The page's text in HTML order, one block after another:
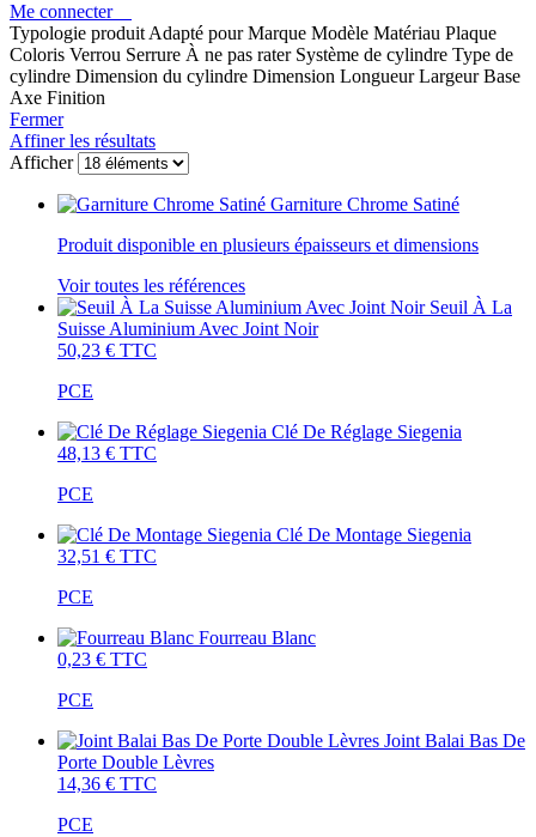
Me connecter
Typologie produit Adapté pour Marque Modèle Matériau Plaque
Coloris Verrou Serrure À ne pas rater Système de cylindre Type de
cylindre Dimension du cylindre Dimension Longueur Largeur Base
Axe Finition
Fermer
Affiner les résultats
Afficher
Garniture Chrome Satiné
Produit disponible en plusieurs épaisseurs et dimensions
Voir toutes les références
Seuil À La
Suisse Aluminium Avec Joint Noir
50,23 € TTC
PCE
Clé De Réglage Siegenia
48,13 € TTC
PCE
Clé De Montage Siegenia
32,51 € TTC
PCE
Fourreau Blanc
0,23 € TTC
PCE
Joint Balai Bas De
Porte Double Lèvres
14,36 € TTC
PCE